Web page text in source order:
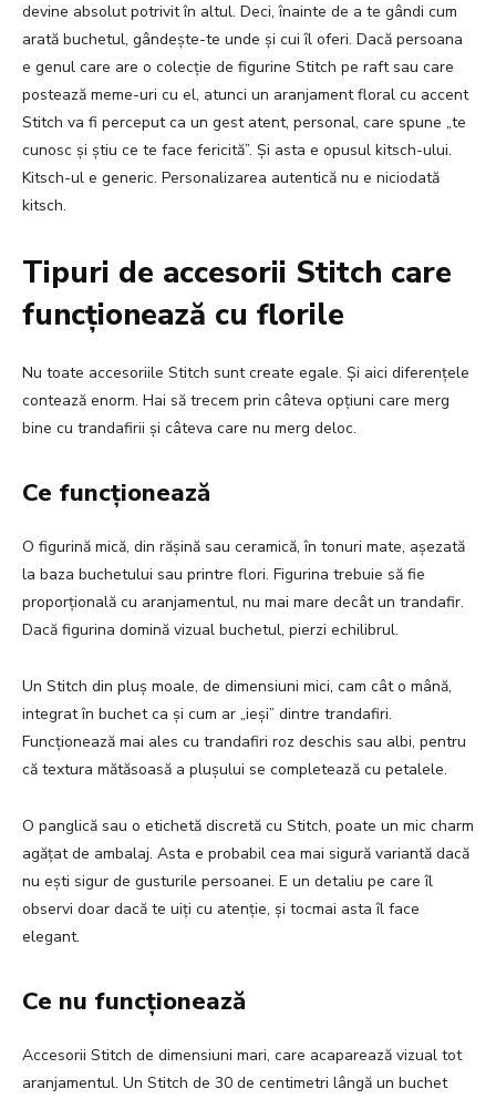
devine absolut potrivit în altul. Deci, înainte de a te gândi cum
arată buchetul, gândește-te unde și cui îl oferi. Dacă persoana
e genul care are o colecție de figurine Stitch pe raft sau care
postează meme-uri cu el, atunci un aranjament floral cu accent
Stitch va fi perceput ca un gest atent, personal, care spune „te
cunosc și știu ce te face fericită”. Și asta e opusul kitsch-ului.
Kitsch-ul e generic. Personalizarea autentică nu e niciodată
kitsch.
Tipuri de accesorii Stitch care
funcționează cu florile
Nu toate accesoriile Stitch sunt create egale. Și aici diferențele
contează enorm. Hai să trecem prin câteva opțiuni care merg
bine cu trandafirii și câteva care nu merg deloc.
Ce funcționează
O figurină mică, din rășină sau ceramică, în tonuri mate, așezată
la baza buchetului sau printre flori. Figurina trebuie să fie
proporțională cu aranjamentul, nu mai mare decât un trandafir.
Dacă figurina domină vizual buchetul, pierzi echilibrul.
Un Stitch din pluș moale, de dimensiuni mici, cam cât o mână,
integrat în buchet ca și cum ar „ieși” dintre trandafiri.
Funcționează mai ales cu trandafiri roz deschis sau albi, pentru
că textura mătăsoasă a plușului se completează cu petalele.
O panglică sau o etichetă discretă cu Stitch, poate un mic charm
agățat de ambalaj. Asta e probabil cea mai sigură variantă dacă
nu ești sigur de gusturile persoanei. E un detaliu pe care îl
observi doar dacă te uiți cu atenție, și tocmai asta îl face
elegant.
Ce nu funcționează
Accesorii Stitch de dimensiuni mari, care acaparează vizual tot
aranjamentul. Un Stitch de 30 de centimetri lângă un buchet